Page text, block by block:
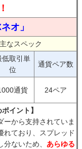
オ」
なスペック
低取引単
位
通貨ペア数
通貨 24ペア
イント】
ーから支持されていま
れており、スプレッド
ないため、 あらゆる